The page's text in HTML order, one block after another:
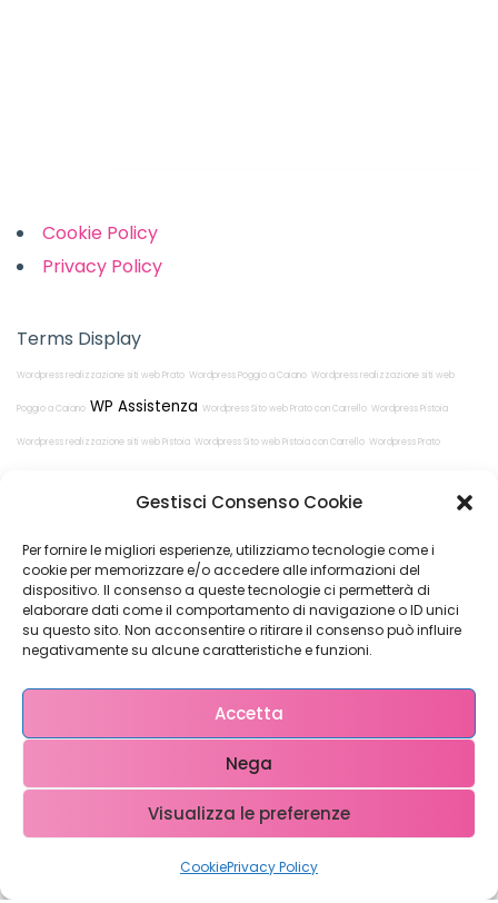
Gestisci Consenso Cookie
Per fornire le migliori esperienze, utilizziamo tecnologie come i
cookie per memorizzare e/o accedere alle informazioni del
dispositivo. Il consenso a queste tecnologie ci permetterà di
elaborare dati come il comportamento di navigazione o ID unici
su questo sito. Non acconsentire o ritirare il consenso può influire
negativamente su alcune caratteristiche e funzioni.
Accetta
Nega
Visualizza le preferenze
CookiePrivacy Policy
Cookie Policy
Privacy Policy
Terms Display
Wordpress realizzazione siti web Prato Wordpress Poggio a Caiano Wordpress realizzazione siti web
Poggio a Caiano WP Assistenza Wordpress Sito web Prato con Carrello Wordpress Pistoia
Wordpress realizzazione siti web Pistoia Wordpress Sito web Pistoia con Carrello Wordpress Prato
Restiamo in
contatto!
Come possiamo Aiutarti?